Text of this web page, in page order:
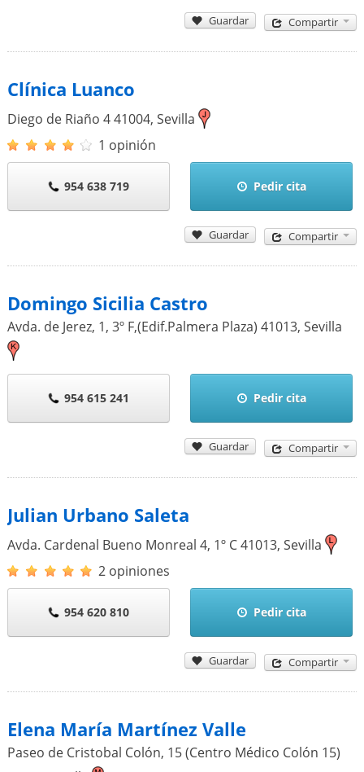
Guardar Compartir
Clínica Luanco
Diego de Riaño 441004, Sevilla
1 opinión
954 638 719 Pedir cita
Guardar Compartir
Domingo Sicilia Castro
Avda. de Jerez, 1, 3º F,(Edif.Palmera Plaza) 41013, Sevilla
954 615 241 Pedir cita
Guardar Compartir
Julian Urbano Saleta
Avda. Cardenal Bueno Monreal 4, 1º C41013, Sevilla
2 opiniones
954 620 810 Pedir cita
Guardar Compartir
Elena María Martínez Valle
Paseo de Cristobal Colón, 15 (Centro Médico Colón 15)